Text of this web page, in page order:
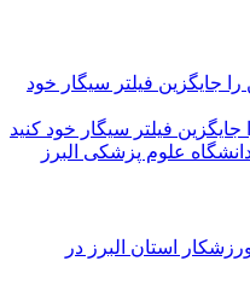
فیلتر سیگار خود کنید
علوم پزشکی البرز